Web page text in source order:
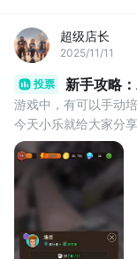
超级店长
2025/11/11
投票 新手攻略
游戏中，有可以手动
今天小乐就给大家分
【角色培养道具——属
进入角色界面，无论
属性列表后面都有个
【角色培养道具——职
进入角色界面，在幸
用“熔岩之心”进行职